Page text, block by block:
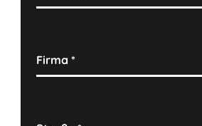
Firma*